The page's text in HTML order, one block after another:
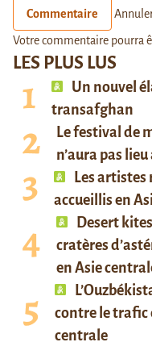
LES PLUS LUS
Un nouvel
transafghan
Le festival de
n’aura pas
Les artistes
accueillis en
Desert
cratères
en Asie
contre le trafic
centrale
Commentaire
Votre commentaire pourra